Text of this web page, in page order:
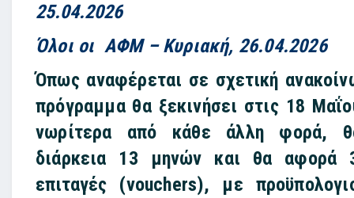
25.04.2026
Όλοι οι ΑΦΜ – Κυριακή, 26.04.2026
Όπως αναφέρεται σε σχετική
πρόγραμμα θα ξεκινήσει στις 18
νωρίτερα από κάθε άλλη φορά,
διάρκεια 13 μηνών και θα αφορά
επιταγές (vouchers), με